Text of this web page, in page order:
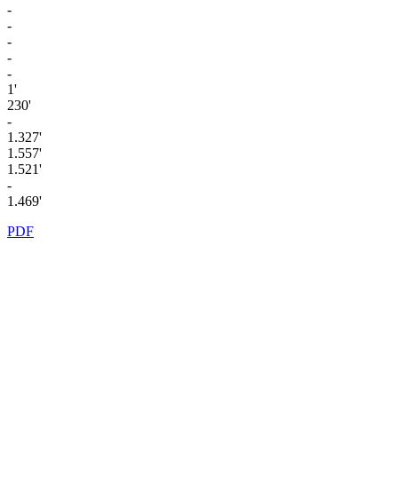
-
-
-
-
-
1'
230'
-
1.327'
1.557'
1.521'
-
1.469'
PDF